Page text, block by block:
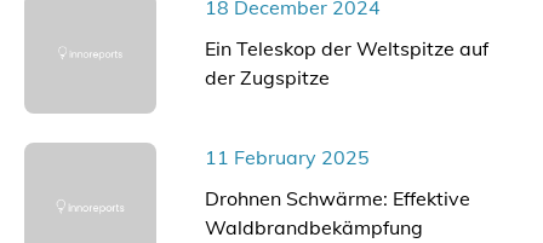
18 December 2024
Ein Teleskop der Weltspitze auf
der Zugspitze
11 February 2025
Drohnen Schwärme: Effektive
Waldbrandbekämpfung